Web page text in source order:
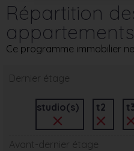
Répartition
Ce programme immobilier
Dernier étage
studio(s) t2
Avant-dernier étage